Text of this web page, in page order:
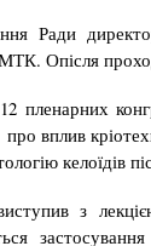
Ради
Опісля
пленарних
вплив
келоїдів
з